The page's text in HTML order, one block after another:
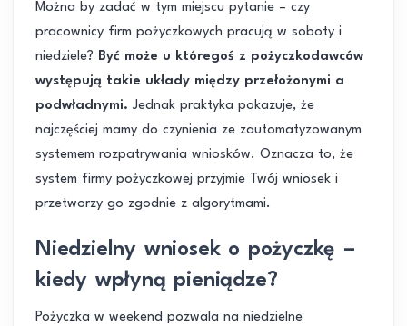
Można by zadać w tym miejscu pytanie – czy
pracownicy firm pożyczkowych pracują w soboty i
niedziele? Być może u któregoś z pożyczkodawców
występują takie układy między przełożonymi a
podwładnymi. Jednak praktyka pokazuje, że
najczęściej mamy do czynienia ze zautomatyzowanym
systemem rozpatrywania wniosków. Oznacza to, że
system firmy pożyczkowej przyjmie Twój wniosek i
przetworzy go zgodnie z algorytmami.
Niedzielny wniosek o pożyczkę –
kiedy wpłyną pieniądze?
Pożyczka w weekend pozwala na niedzielne